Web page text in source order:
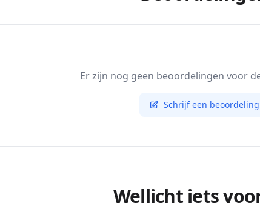
Er zijn nog geen beoordelingen voor
Schrijf een beoordeling
Wellicht iets